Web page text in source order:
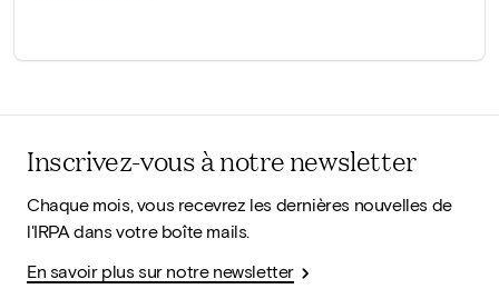
Inscrivez-vous à notre newsletter
Chaque mois, vous recevrez les dernières nouvelles de
l'IRPA dans votre boîte mails.
En savoir plus sur notre newsletter